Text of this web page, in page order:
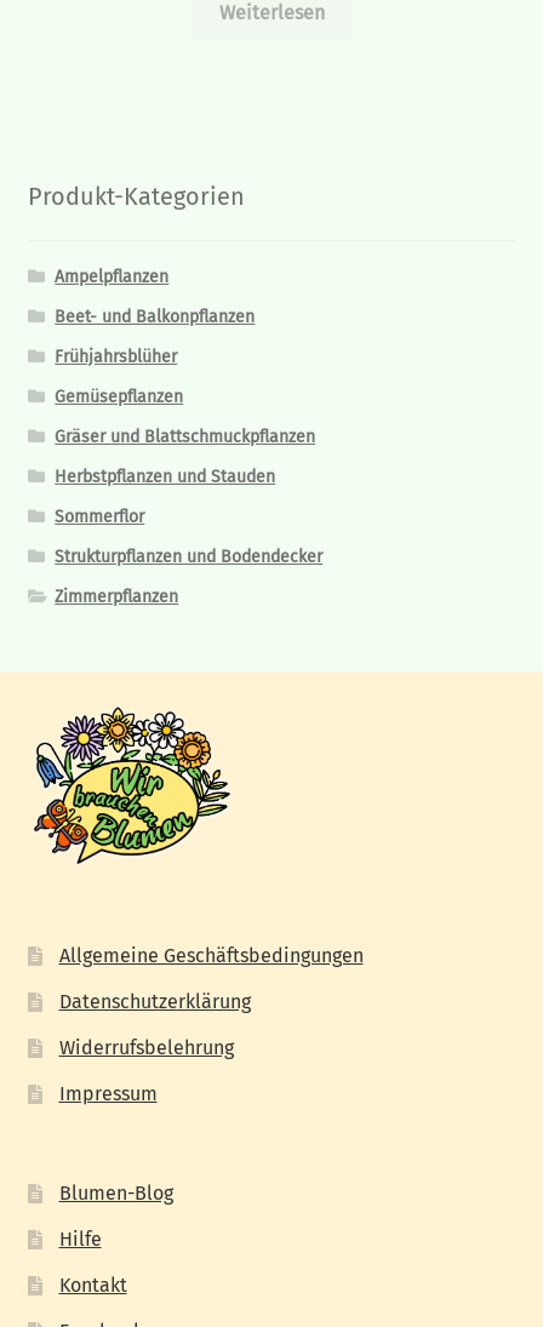
Weiterlesen
Produkt-Kategorien
Ampelpflanzen
Beet- und Balkonpflanzen
Frühjahrsblüher
Gemüsepflanzen
Gräser und Blattschmuckpflanzen
Herbstpflanzen und Stauden
Sommerflor
Strukturpflanzen und Bodendecker
Zimmerpflanzen
Allgemeine Geschäftsbedingungen
Datenschutzerklärung
Widerrufsbelehrung
Impressum
Blumen-Blog
Hilfe
Kontakt